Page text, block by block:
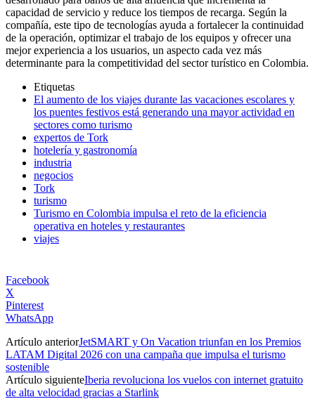
capacidad de servicio y reduce los tiempos de recarga. Según la
compañía, este tipo de tecnologías ayuda a fortalecer la continuidad
de la operación, optimizar el trabajo de los equipos y ofrecer una
mejor experiencia a los usuarios, un aspecto cada vez más
determinante para la competitividad del sector turístico en Colombia.
Etiquetas
El aumento de los viajes durante las vacaciones escolares y
los puentes festivos está generando una mayor actividad en
sectores como turismo
expertos de Tork
hotelería y gastronomía
industria
negocios
Tork
turismo
Turismo en Colombia impulsa el reto de la eficiencia
operativa en hoteles y restaurantes
viajes
Facebook
X
Pinterest
WhatsApp
Artículo anteriorJetSMART y On Vacation triunfan en los Premios
LATAM Digital 2026 con una campaña que impulsa el turismo
sostenible
Artículo siguienteIberia revoluciona los vuelos con internet gratuito
de alta velocidad gracias a Starlink